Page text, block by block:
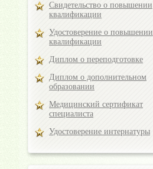
Свидетельство о повышении
квалификации
Удостоверение о повышении
квалификации
Диплом о переподготовке
Диплом о дополнительном
образовании
Медицинский сертификат
специалиста
Удостоверение интернатуры